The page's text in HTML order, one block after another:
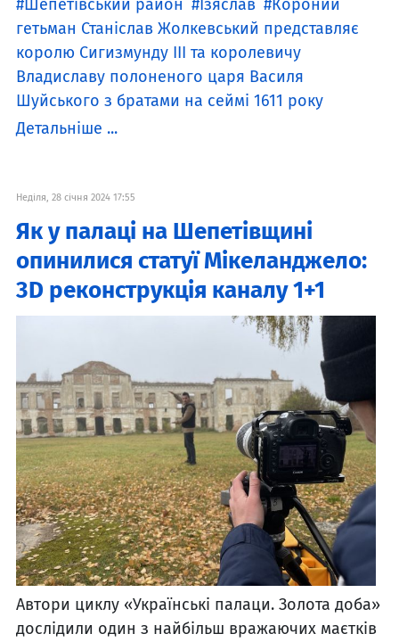
Шепетівський район Ізяслав
Короний
гетьман Станіслав Жолкевський представляє
королю Сигизмунду III та королевичу
Владиславу полоненого царя Василя
Шуйського з братами на сеймі 1611 року
Детальніше ...
Неділя, 28 січня 2024 17:55
Як у палаці на Шепетівщині
опинилися статуї Мікеланджело:
3D реконструкція каналу 1+1
Автори циклу «Українські палаци. Золота доба»
дослідили один з найбільш вражаючих маєтків